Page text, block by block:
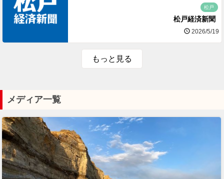
松戸
松戸経済新聞
2026/5/19
もっと見る
メディア一覧